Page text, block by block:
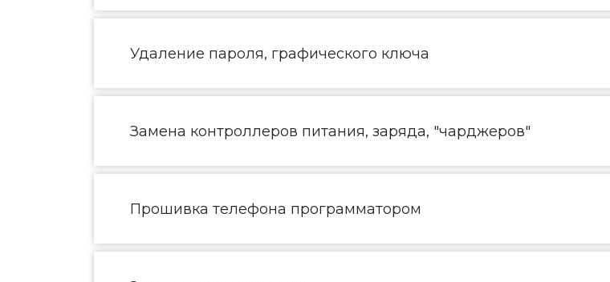
Удаление пароля, графического ключа
Замена контроллеров питания, заряда, "чарджеров"
Прошивка телефона программатором